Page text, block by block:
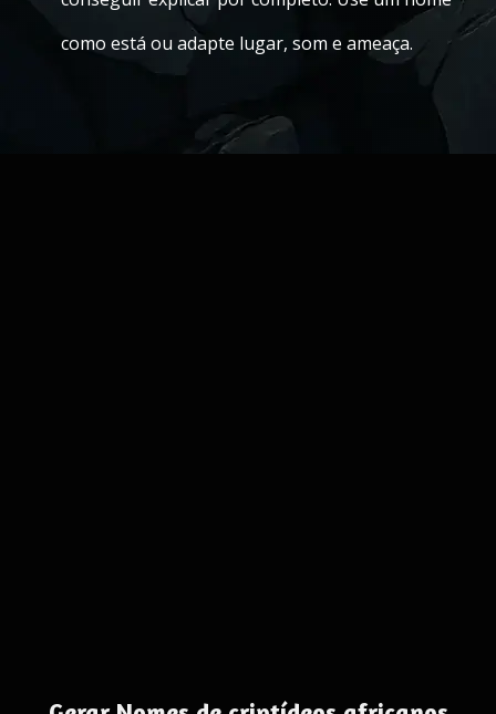
como está ou adapte lugar, som e ameaça.